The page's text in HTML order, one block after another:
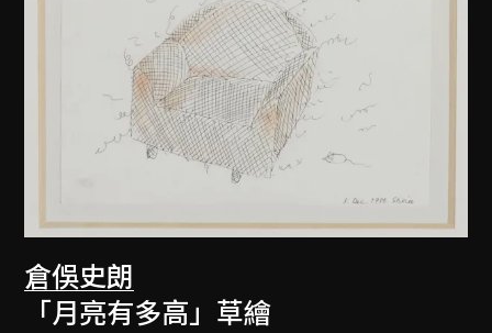
倉俁史朗
「月亮有多高」草繪